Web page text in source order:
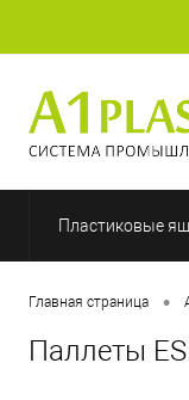
Пластиковые
Главная страница •
Паллеты